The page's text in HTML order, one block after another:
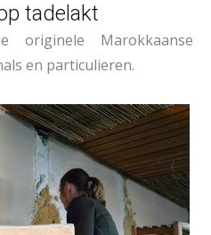
tadelakt
originele Marokkaanse
en particulieren.